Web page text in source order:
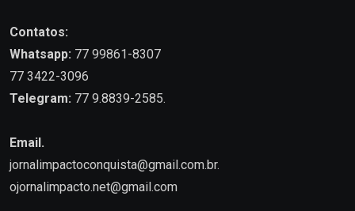
Contatos:
Whatsapp: 77 99861-8307
77 3422-3096
Telegram: 77 9.8839-2585.
Email.
jornalimpactoconquista@gmail.com.br.
ojornalimpacto.net@gmail.com